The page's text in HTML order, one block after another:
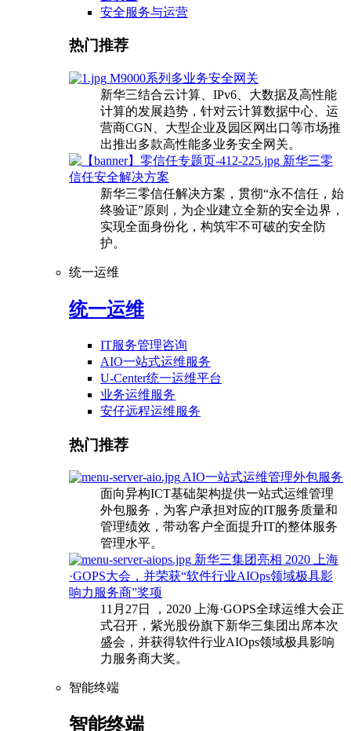
安全服务与运营
热门推荐
M9000系列多业务安全网关
新华三结合云计算、IPv6、大数据及高性能
计算的发展趋势，针对云计算数据中心、运
营商CGN、大型企业及园区网出口等市场推
出推出多款高性能多业务安全网关。
新华三零
信任安全解决方案
新华三零信任解决方案，贯彻“永不信任，始
终验证”原则，为企业建立全新的安全边界，
实现全面身份化，构筑牢不可破的安全防
护。
统一运维
统一运维
IT服务管理咨询
AIO一站式运维服务
U-Center统一运维平台
业务运维服务
安仔远程运维服务
热门推荐
AIO一站式运维管理外包服务
面向异构ICT基础架构提供一站式运维管理
外包服务，为客户承担对应的IT服务质量和
管理绩效，带动客户全面提升IT的整体服务
管理水平。
新华三集团亮相 2020 上海
·GOPS大会，并荣获“软件行业AIOps领域极具影
响力服务商”奖项
11月27日 ，2020 上海·GOPS全球运维大会正
式召开，紫光股份旗下新华三集团出席本次
盛会，并获得软件行业AIOps领域极具影响
力服务商大奖。
智能终端
智能终端